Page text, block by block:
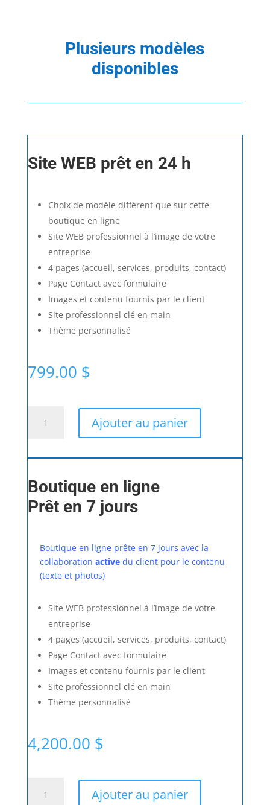
Plusieurs modèles
disponibles
Site WEB prêt en 24 h
Choix de modèle différent que sur cette
boutique en ligne
Site WEB professionnel à l’image de votre
entreprise
4 pages (accueil, services, produits, contact)
Page Contact avec formulaire
Images et contenu fournis par le client
Site professionnel clé en main
Thème personnalisé
799.00 $
Vedette
Ajouter au panier
Boutique en ligne
Prêt en 7 jours
Boutique en ligne prête en 7 jours avec la
collaboration activedu client pour le contenu
(texte et photos)
Site WEB professionnel à l’image de votre
entreprise
4 pages (accueil, services, produits, contact)
Page Contact avec formulaire
Images et contenu fournis par le client
Site professionnel clé en main
Thème personnalisé
4,200.00 $
Ajouter au panier